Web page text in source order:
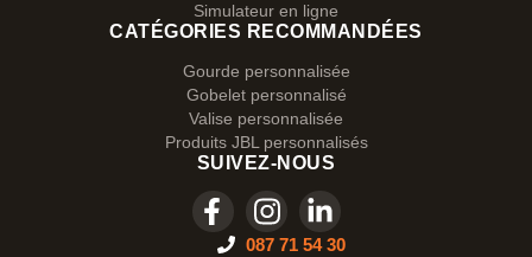
Simulateur en ligne
CATÉGORIES RECOMMANDÉES
Gourde personnalisée
Gobelet personnalisé
Valise personnalisée
Produits JBL personnalisés
SUIVEZ-NOUS
087 71 54 30